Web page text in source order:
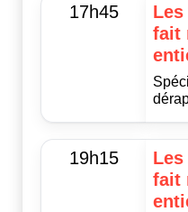
17h45
fait
19h15
fait